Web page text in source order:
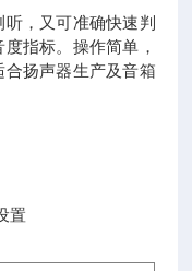
，又可准确快速判
指标。操作简单，
扬声器生产及音箱
置